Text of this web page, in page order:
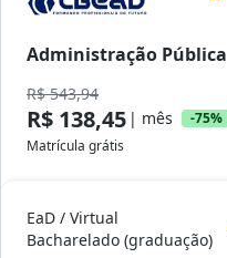
Administração Pública
R$ 543,94
R$ 138,45 | mês
-75%
Matrícula grátis
EaD / Virtual
Bacharelado (graduação)